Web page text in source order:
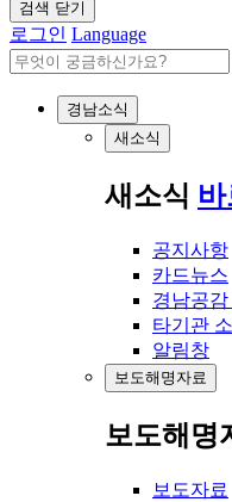
검색 닫기
로그인 Language
경남소식
새소식
새소식 바
공지사항
카드뉴스
경남공감
타기관
알림창
보도해명자료
보도해명
보도자료